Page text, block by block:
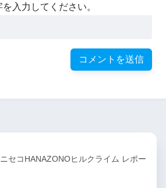
入力してください。
セコHANAZONOヒルクライム レポー